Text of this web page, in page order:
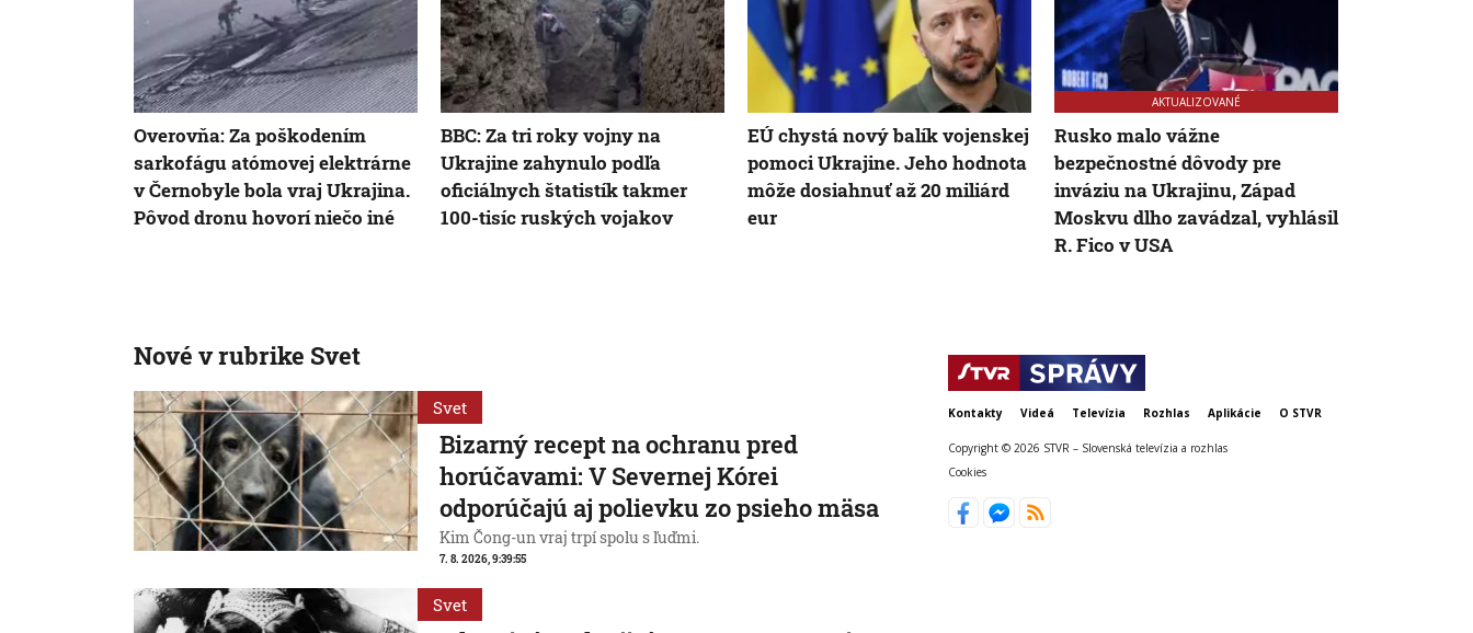
Overovňa: Za poškodením
sarkofágu atómovej elektrárne
v Černobyle bola vraj Ukrajina.
Pôvod dronu hovorí niečo iné
BBC: Za tri roky vojny na
Ukrajine zahynulo podľa
oficiálnych štatistík takmer
100-tisíc ruských vojakov
EÚ chystá nový balík vojenskej
pomoci Ukrajine. Jeho hodnota
môže dosiahnuť až 20 miliárd
eur
AKTUALIZOVANÉ
Rusko malo vážne
bezpečnostné dôvody pre
inváziu na Ukrajinu, Západ
Moskvu dlho zavádzal, vyhlásil
R. Fico v USA
Nové v rubrike Svet
Svet
Bizarný recept na ochranu pred
horúčavami: V Severnej Kórei
odporúčajú aj polievku zo psieho mäsa
Kim Čong-un vraj trpí spolu s ľuďmi.
7. 8. 2026, 9:39:55
Svet
Kontakty Videá Televízia Rozhlas Aplikácie O STVR
Copyright © 2026 STVR – Slovenská televízia a rozhlas
Cookies